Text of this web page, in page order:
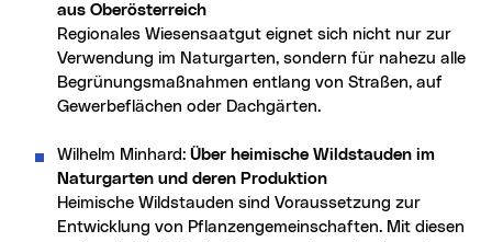
aus Oberösterreich
Regionales Wiesensaatgut eignet sich nicht nur zur
Verwendung im Naturgarten, sondern für nahezu alle
Begrünungsmaßnahmen entlang von Straßen, auf
Gewerbeflächen oder Dachgärten.
Wilhelm Minhard: Über heimische Wildstauden im
Naturgarten und deren Produktion
Heimische Wildstauden sind Voraussetzung zur
Entwicklung von Pflanzengemeinschaften. Mit diesen